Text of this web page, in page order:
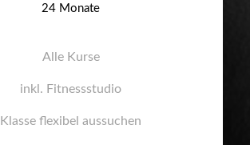
24 Monate
Alle Kurse
inkl. Fitnessstudio
Klasse flexibel aussuchen